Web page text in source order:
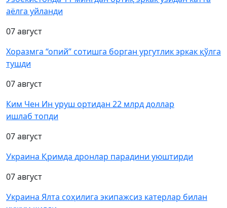
аёлга уйланди
07 август
Хоразмга “опий” сотишга борган ургутлик эркак қўлга
тушди
07 август
Ким Чен Ин уруш ортидан 22 млрд доллар
ишлаб топди
07 август
Украина Қримда дронлар парадини уюштирди
07 август
Украина Ялта соҳилига экипажсиз катерлар билан